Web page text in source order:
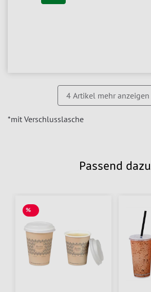
4 Artikel mehr anzeigen
*mit Verschlusslasche
Passend dazu
%